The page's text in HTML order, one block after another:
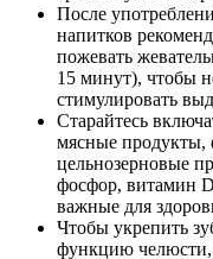
После
напитков
пожевать
15 минут), чтобы
стимулировать
Старайтесь
мясные
цельнозерновые
фосфор, витамин
важные для
Чтобы укрепить
функцию челюсти,